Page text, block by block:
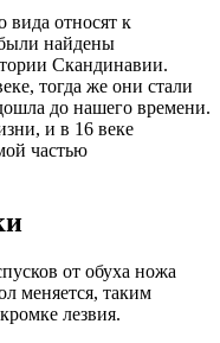
относят к
найдены
Скандинавии.
тогда же они стали
до нашего времени.
и в 16 веке
частью
от обуха ножа
меняется, таким
лезвия.